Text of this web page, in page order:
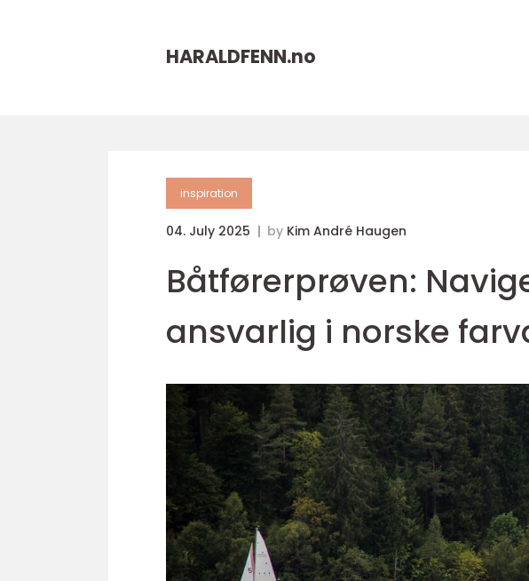
HARALDFENN.no
inspiration
04. July 2025 by Kim André Haugen
Båtførerprøven:
ansvarlig i norske